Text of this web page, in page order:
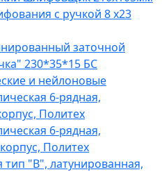
с ручкой 8 х23
заточной
230*35*15 БС
и нейлоновые
6-рядная,
Политех
6-рядная,
Политех
"B", латунированная,